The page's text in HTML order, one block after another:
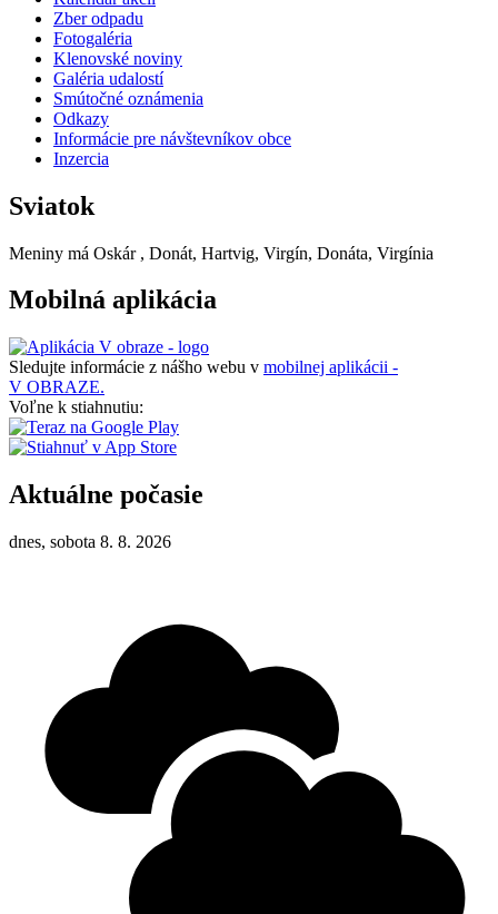
Zber odpadu
Fotogaléria
Klenovské noviny
Galéria udalostí
Smútočné oznámenia
Odkazy
Informácie pre návštevníkov obce
Inzercia
Sviatok
Meniny má Oskár , Donát, Hartvig, Virgín, Donáta, Virgínia
Mobilná aplikácia
Sledujte informácie z nášho webu v mobilnej aplikácii -
V OBRAZE.
Voľne k stiahnutiu:
Aktuálne počasie
dnes, sobota 8. 8. 2026